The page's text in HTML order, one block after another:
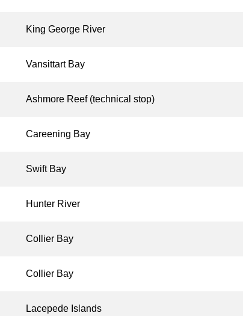
King George River
Vansittart Bay
Ashmore Reef (technical stop)
Careening Bay
Swift Bay
Hunter River
Collier Bay
Collier Bay
Lacepede Islands